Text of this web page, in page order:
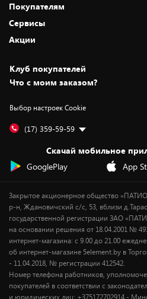
О нас
Адреса магазинов
Новости
Статьи и обзоры
Вакансии
Дай пять добру!
Покупателям
Как сделать заказ
Оплата и доставка
Безналичный расчёт
Обмен и возврат товара
Обработка персональных данных
Подарочные карты
Сервисы
Установка техники
Для игровых консолей
Для мобильных устройств
Для компьютеров
Сервисные центры
Акции
Скидки и промокоды
Белорусские товары
Бонусы
Оплата частями
Уценка
Клуб покупателей
Что с моим заказом?
Выбор настроек Cookie
(17) 359-59-59
Скачай мобильное
GooglePlay
App
Закрытое акционерное общество
р-н, Ждановичский с/с, 53, вблизи
государственной регистрации ЗАО
на основании решения от 18.04.2001 №
интернет-магазина: с 9.00 до 21.00
об интернет-магазине 5element.by в
- 11.04.2018, № регистрации 412542.
Номер телефона работников,
покупателей в соответствии с
и юридических лиц: +375172702914 -